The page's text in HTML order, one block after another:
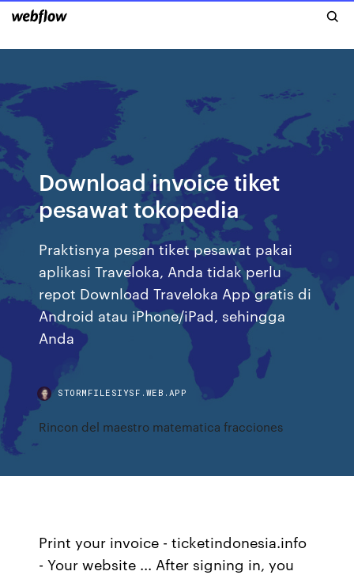
Download invoice tiket
pesawat tokopedia
Praktisnya pesan tiket pesawat pakai
aplikasi Traveloka, Anda tidak perlu
repot Download Traveloka App gratis di
Android atau iPhone/iPad, sehingga
Anda
STORMFILESIYSF.WEB.APP
Rincon del maestro matematica fracciones
Print your invoice - ticketindonesia.info
- Your website ... After signing in, you